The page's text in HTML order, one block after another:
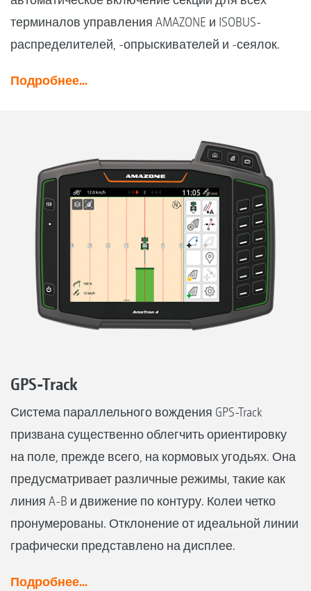
терминалов управления AMAZONE и ISOBUS-
распределителей, -опрыскивателей и -сеялок.
Подробнее...
GPS-Track
Система параллельного вождения GPS-Track
призвана существенно облегчить ориентировку
на поле, прежде всего, на кормовых угодьях. Она
предусматривает различные режимы, такие как
линия A-B и движение по контуру. Колеи четко
пронумерованы. Отклонение от идеальной линии
графически представлено на дисплее.
Подробнее...